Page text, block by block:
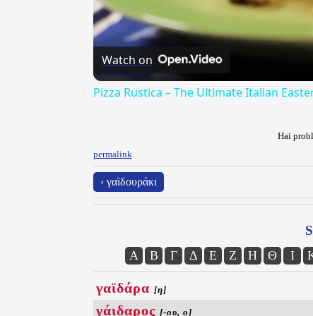
Watch on
Pizza Rustica – The Ultimate Italian
Hai
permalink
‹ γαϊδουράκι
Α Β Γ Δ Ε Ζ Η Θ Ι
γαϊδάρα [η]
γάιδαρος [-ου, ο]